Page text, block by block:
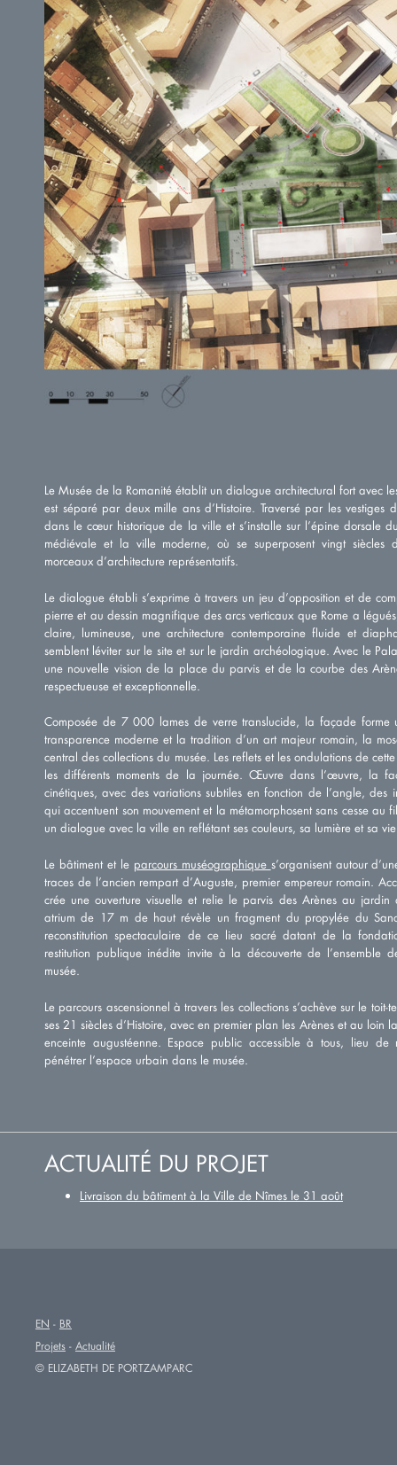
Le Musée de la Romanité établit un dialogue architectural fort avec
est séparé par deux mille ans d’Histoire. Traversé par les
dans le cœur historique de la ville et s’installe sur l’épine dorsale
médiévale et la ville moderne, où se superposent vingt siècles
morceaux d’architecture représentatifs.
Le dialogue établi s’exprime à travers un jeu d’opposition et de
pierre et au dessin magnifique des arcs verticaux que Rome a
claire, lumineuse, une architecture contemporaine fluide et
semblent léviter sur le site et sur le jardin archéologique. Avec le
une nouvelle vision de la place du parvis et de la courbe des
respectueuse et exceptionnelle.
Composée de 7 000 lames de verre translucide, la façade
transparence moderne et la tradition d’un art majeur romain, la
central des collections du musée. Les reflets et les ondulations de
les différents moments de la journée. Œuvre dans l’œuvre, la
cinétiques, avec des variations subtiles en fonction de l’angle, des
qui accentuent son mouvement et la métamorphosent sans cesse au
un dialogue avec la ville en reflétant ses couleurs, sa lumière et sa
Le bâtiment et le parcours muséographique s’organisent autour
traces de l’ancien rempart d’Auguste, premier empereur romain.
crée une ouverture visuelle et relie le parvis des Arènes au jardin
atrium de 17 m de haut révèle un fragment du propylée du
reconstitution spectaculaire de ce lieu sacré datant de la
restitution publique inédite invite à la découverte de l’ensemble
musée.
Le parcours ascensionnel à travers les collections s’achève sur le toit-
ses 21 siècles d’Histoire, avec en premier plan les Arènes et au loin
enceinte augustéenne. Espace public accessible à tous, lieu
pénétrer l’espace urbain dans le musée.
ACTUALITÉ DU PROJET
Livraison du bâtiment à la Ville de Nîmes le 31 août
EN
BR
Projets
Actualité
© ELIZABETH DE PORTZAMPARC